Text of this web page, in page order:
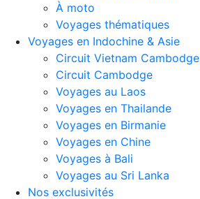
À moto
Voyages thématiques
Voyages en Indochine & Asie
Circuit Vietnam Cambodge
Circuit Cambodge
Voyages au Laos
Voyages en Thailande
Voyages en Birmanie
Voyages en Chine
Voyages à Bali
Voyages au Sri Lanka
Nos exclusivités